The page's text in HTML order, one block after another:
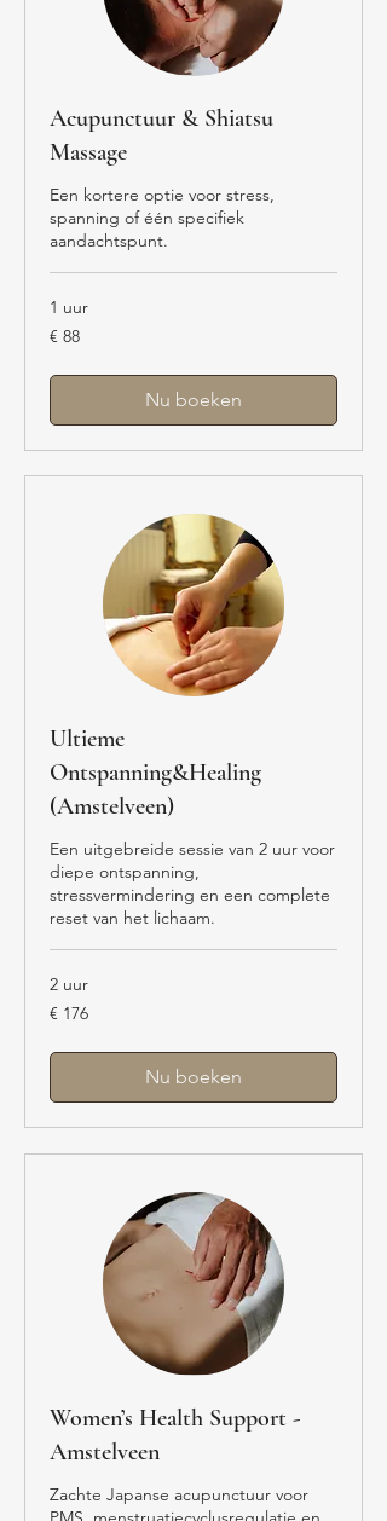
Acupunctuur & Shiatsu
Massage
Een kortere optie voor stress,
spanning of één specifiek
aandachtspunt.
1 uur
88
euro
€ 88
Nu boeken
Ultieme
Ontspanning&Healing
(Amstelveen)
Een uitgebreide sessie van 2 uur voor
diepe ontspanning,
stressvermindering en een complete
reset van het lichaam.
2 uur
176
euro
€ 176
Nu boeken
Women’s Health Support -
Amstelveen
Zachte Japanse acupunctuur voor